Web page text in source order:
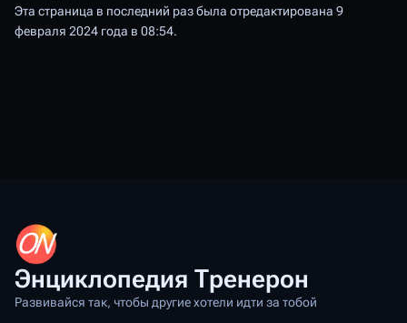
Эта страница в последний раз была отредактирована 9
февраля 2024 года в 08:54.
Энциклопедия Тренерон
Развивайся так, чтобы другие хотели идти за тобой